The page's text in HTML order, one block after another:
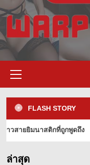
Menu
FLASH STORY
เปิดวาร์ปสาวสว
ล่าสุด